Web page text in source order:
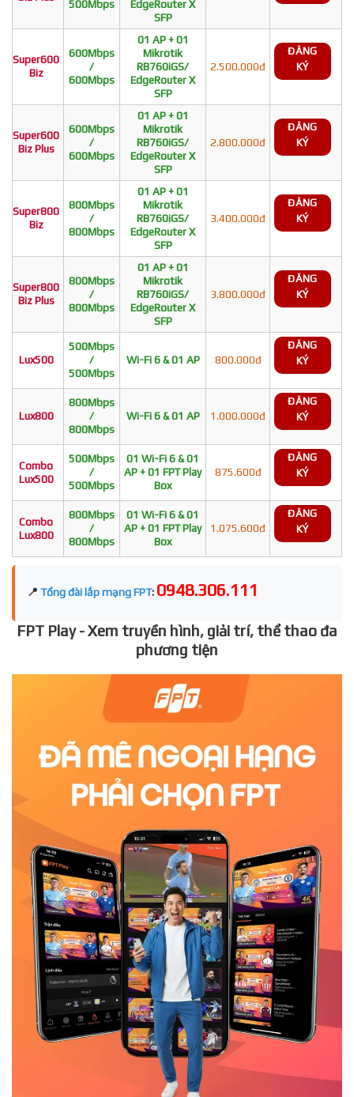
500Mbps
EdgeRouter X
SFP
Super600
Biz
600Mbps
/
600Mbps
01 AP + 01
Mikrotik
RB760iGS/
EdgeRouter X
SFP
2.500.000đ
ĐĂNG
KÝ
Super600
Biz Plus
600Mbps
/
600Mbps
01 AP + 01
Mikrotik
RB760iGS/
EdgeRouter X
SFP
2.800.000đ
ĐĂNG
KÝ
Super800
Biz
800Mbps
/
800Mbps
01 AP + 01
Mikrotik
RB760iGS/
EdgeRouter X
SFP
3.400.000đ
ĐĂNG
KÝ
Super800
Biz Plus
800Mbps
/
800Mbps
01 AP + 01
Mikrotik
RB760iGS/
EdgeRouter X
SFP
3.800.000đ
ĐĂNG
KÝ
Lux500
500Mbps
/
500Mbps
Wi-Fi 6 & 01 AP 800.000đ
ĐĂNG
KÝ
Lux800
800Mbps
/
800Mbps
Wi-Fi 6 & 01 AP 1.000.000đ
ĐĂNG
KÝ
Combo
Lux500
500Mbps
/
500Mbps
01 Wi-Fi 6 & 01
AP + 01 FPT Play
Box
875.600đ
ĐĂNG
KÝ
Combo
Lux800
800Mbps
/
800Mbps
01 Wi-Fi 6 & 01
AP + 01 FPT Play
Box
1.075.600đ
ĐĂNG
KÝ
📍 Tổng đài lắp mạng FPT: 0948.306.111
FPT Play - Xem truyền hình, giải trí, thể thao đa
phương tiện